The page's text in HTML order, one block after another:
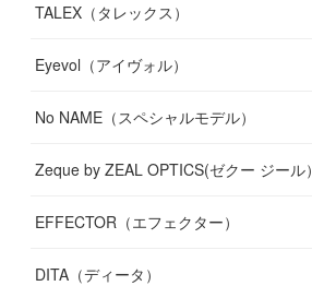
TALEX（タレックス）
Eyevol（アイヴォル）
No NAME（スペシャルモデル）
Zeque by ZEAL OPTICS(ゼクー ジール）
EFFECTOR（エフェクター）
DITA（ディータ）